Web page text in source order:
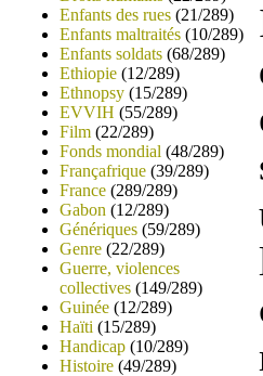
Enfants des rues (21/289)
Enfants maltraités (10/289)
Enfants soldats (68/289)
Ethiopie (12/289)
Ethnopsy (15/289)
EVVIH (55/289)
Film (22/289)
Fonds mondial (48/289)
Françafrique (39/289)
France (289/289)
Gabon (12/289)
Génériques (59/289)
Genre (22/289)
Guerre, violences
collectives (149/289)
Guinée (12/289)
Haïti (15/289)
Handicap (10/289)
Histoire (49/289)